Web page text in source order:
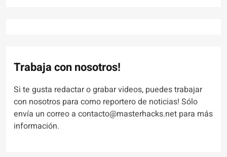
Trabaja con nosotros!
Si te gusta redactar o grabar videos, puedes trabajar
con nosotros para como reportero de noticias! Sólo
envía un correo a contacto@masterhacks.net para más
información.